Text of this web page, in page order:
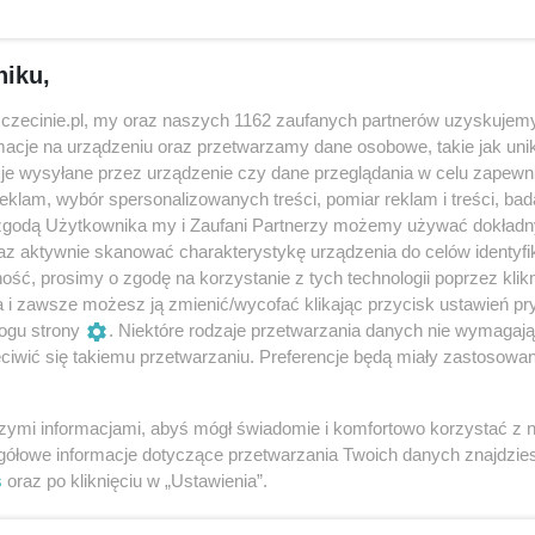
niedźwiadek. Miał kochającą Mamusię i oddanych
dzieje z Misiaczkiem? Miłość, przyjaźń, kłopoty.
Maciej Osmycki
my oraz naszych 1162 zaufanych partnerów
na urządzeniu oraz przetwarzamy dane osobowe, takie jak
wysyłane przez urządzenie czy dane przeglądania w celu
wybór spersonalizowanych treści, pomiar reklam i treści,
Użytkownika my i Zaufani Partnerzy możemy używać
aktywnie skanować charakterystykę urządzenia do celów
prosimy o zgodę na korzystanie z tych technologii poprzez
i zawsze możesz ją zmienić/wycofać klikając przycisk ustawień
strony
. Niektóre rodzaje przetwarzania danych nie
się takiemu przetwarzaniu. Preferencje będą miały
informacjami, abyś mógł świadomie i komfortowo korzystać z
informacje dotyczące przetwarzania Twoich danych
oraz po kliknięciu w „Ustawienia”.